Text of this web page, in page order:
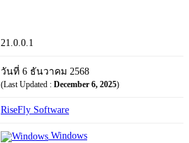
21.0.0.1
วันที่ 6 ธันวาคม 2568
(Last Updated : December 6, 2025)
RiseFly Software
Windows